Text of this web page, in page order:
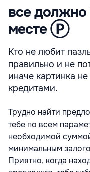
все должно
месте Ⓟ
Кто не любит
правильно и не
иначе картинка
кредитами.
Трудно найти
тебе по всем
необходимой
минимальным
Приятно, когда